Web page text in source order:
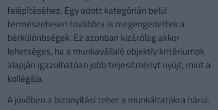
felépítéséhez. Egy adott kategórián belül
természetesen továbbra is megengedettek a
bérkülönbségek. Ez azonban kizárólag akkor
lehetséges, ha a munkavállaló objektív kritériumok
alapján igazolhatóan jobb teljesítményt nyújt, mint a
kollégája.
A jövőben a bizonyítási teher a munkáltatókra hárul.